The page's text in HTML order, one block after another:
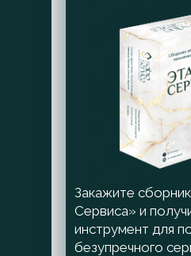
Закажите
Сервиса» и
инструмент для
безупречного